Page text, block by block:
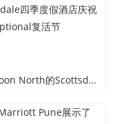
在Troon North的Scottsdale四季度假酒店庆祝Eggceptional复活节